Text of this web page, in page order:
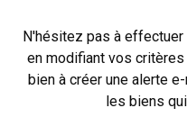
N'hésitez pas à effectuer
en modifiant vos
bien à créer une alerte
les biens